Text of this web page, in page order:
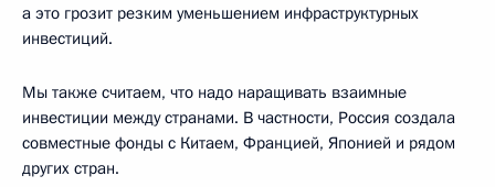
а это грозит резким уменьшением инфраструктурных
инвестиций.
Мы также считаем, что надо наращивать взаимные
инвестиции между странами. В частности, Россия создала
совместные фонды с Китаем, Францией, Японией и рядом
других стран.